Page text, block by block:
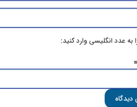
به عدد انگلیسی وارد کنید:
دیدگاه